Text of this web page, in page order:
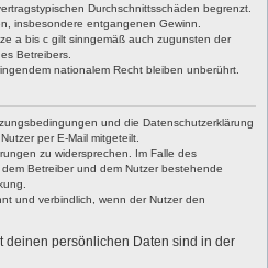
Durchschnittsschäden begrenzt.
insbesondere entgangenen Gewinn.
a bis c gilt sinngemäß auch zugunsten der
Betreibers.
nationalem Recht bleiben unberührt.
und die Datenschutzerklärung
per E-Mail mitgeteilt.
zu widersprechen. Im Falle des
Betreiber und dem Nutzer bestehende
und verbindlich, wenn der Nutzer den
deinen persönlichen Daten sind in der